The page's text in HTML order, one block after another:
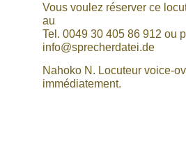
Vous voulez réserver ce
au
Tel. 0049 30 405 86 912 ou
info@sprecherdatei.de
Nahoko N. Locuteur voice-
immédiatement.